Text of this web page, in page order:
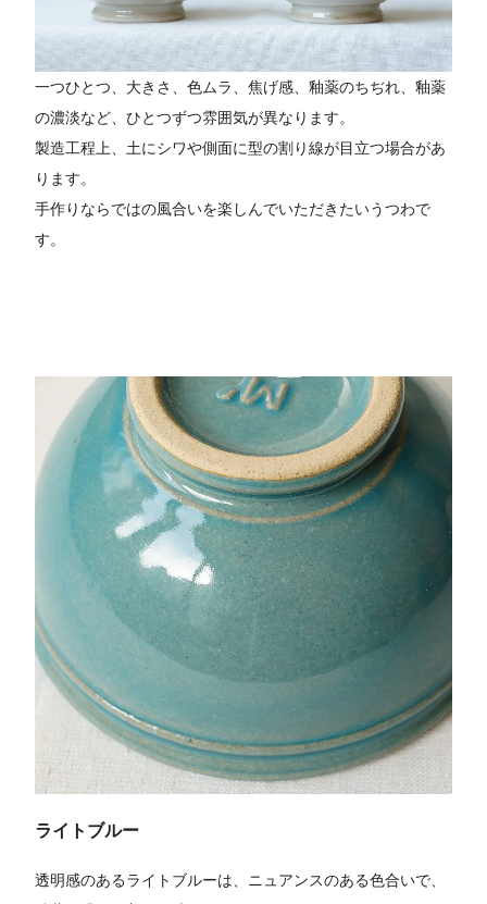
一つひとつ、大きさ、色ムラ、焦げ感、釉薬のちぢれ、釉薬
の濃淡など、ひとつずつ雰囲気が異なります。
製造工程上、土にシワや側面に型の割り線が目立つ場合があ
ります。
手作りならではの風合いを楽しんでいただきたいうつわで
す。
ライトブルー
透明感のあるライトブルーは、ニュアンスのある色合いで、